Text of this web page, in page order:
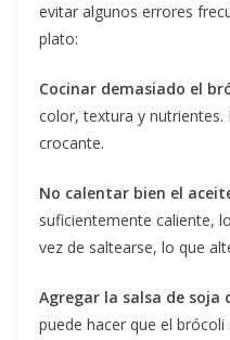
evitar algunos errores
plato:
Cocinar demasiado el
color, textura y nutrientes.
crocante.
No calentar bien el
suficientemente caliente,
vez de saltearse, lo que
Agregar la salsa de soja
puede hacer que el